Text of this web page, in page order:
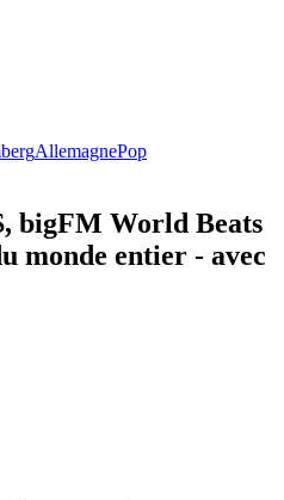
AllemagnePop
bigFM World Beats
monde entier - avec